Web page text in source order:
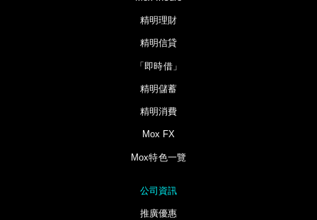
精明理財
精明信貸
「即時借」
精明儲蓄
精明消費
Mox FX
Mox特色一覽
公司資訊
推廣優惠